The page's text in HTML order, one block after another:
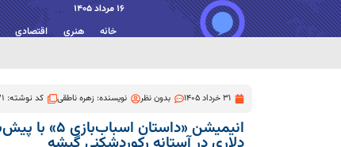
16 مرداد 1405
خانه هنری اقتصادی
31 خرداد 1405 بدون نظر نویسنده:زهره ناطقی کد نوشته: 6031